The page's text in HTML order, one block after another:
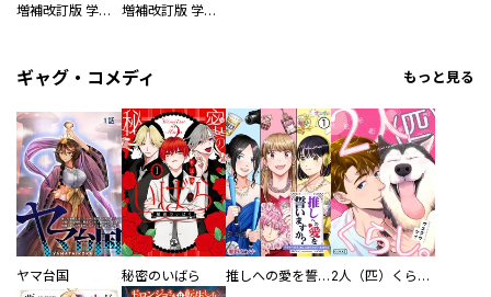
増補改訂版 学研まんが NEW世界の歴史 別巻 人物学習事典 増補改訂版 学研まんが NEW世界の歴史 別巻 世界遺産学習事典
ギャグ・コメディ もっと見る
ヤマ台国 秘密のいばら 推しへの愛を誓いますか？～アラサー女子、推しは逃げぬが人生逃げる～ 2人（匹）くらし。